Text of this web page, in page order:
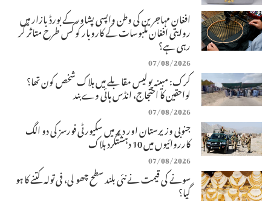
افغان مہاجرین کی وطن واپسی پشاور کے بورڈ بازار میں
روایتی افغان ملبوسات کے کاروبار کو کس طرح متاثر کر
رہی ہے؟
07/08/2026
کرک: مبینہ پولیس مقابلے میں ہلاک شخص کون تھا؟
لواحقین کا احتجاج، انڈس ہائی وے بند
07/08/2026
جنوبی وزیرستان اور دیر میں سکیورٹی فورسز کی دو الگ
کارروائیوں میں 10 دہشتگرد ہلاک
07/08/2026
سونے کی قیمت نے نئی بلند سطح چھو لی، فی تولہ کتنے کا ہو
گیا؟